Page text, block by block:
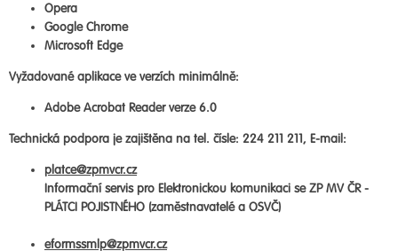
Opera
Google Chrome
Microsoft Edge
Vyžadované aplikace ve verzích minimálně:
Adobe Acrobat Reader verze 6.0
Technická podpora je zajištěna na tel. čísle: 224 211 211, E-mail:
platce@zpmvcr.cz
Informační servis pro Elektronickou komunikaci se ZP MV ČR -
PLÁTCI POJISTNÉHO (zaměstnavatelé a OSVČ)
eformssmlp@zpmvcr.cz